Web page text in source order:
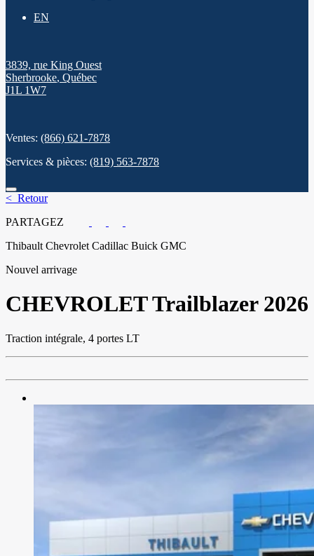
EN
3839, rue King Ouest
Sherbrooke, Québec
J1L 1W7
Ventes: (866) 621-7878
Services & pièces: (819) 563-7878
< Retour
PARTAGEZ
Thibault Chevrolet Cadillac Buick GMC
Nouvel arrivage
CHEVROLETTrailblazer 2026
Traction intégrale, 4 portes LT